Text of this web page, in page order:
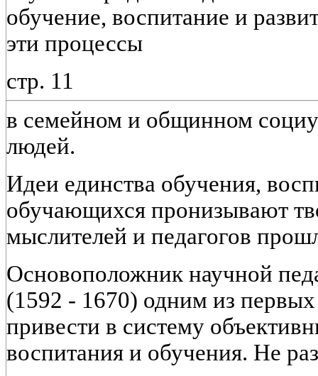
обучение, воспитание и
эти процессы
стр. 11
в семейном и общинном
людей.
Идеи единства обучения,
обучающихся пронизывают
мыслителей и педагогов
Основоположник научной
(1592 - 1670) одним из
привести в систему
воспитания и обучения. Не